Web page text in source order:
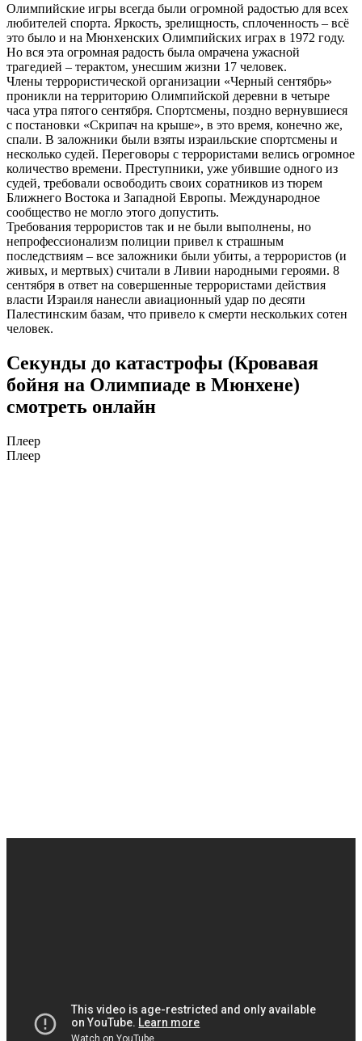
Олимпийские игры всегда были огромной радостью для всех
любителей спорта. Яркость, зрелищность, сплоченность – всё
это было и на Мюнхенских Олимпийских играх в 1972 году.
Но вся эта огромная радость была омрачена ужасной
трагедией – терактом, унесшим жизни 17 человек.
Члены террористической организации «Черный сентябрь»
проникли на территорию Олимпийской деревни в четыре
часа утра пятого сентября. Спортсмены, поздно вернувшиеся
с постановки «Скрипач на крыше», в это время, конечно же,
спали. В заложники были взяты израильские спортсмены и
несколько судей. Переговоры с террористами велись огромное
количество времени. Преступники, уже убившие одного из
судей, требовали освободить своих соратников из тюрем
Ближнего Востока и Западной Европы. Международное
сообщество не могло этого допустить.
Требования террористов так и не были выполнены, но
непрофессионализм полиции привел к страшным
последствиям – все заложники были убиты, а террористов (и
живых, и мертвых) считали в Ливии народными героями. 8
сентября в ответ на совершенные террористами действия
власти Израиля нанесли авиационный удар по десяти
Палестинским базам, что привело к смерти нескольких сотен
человек.
Секунды до катастрофы (Кровавая
бойня на Олимпиаде в Мюнхене)
смотреть онлайн
Плеер
Плеер